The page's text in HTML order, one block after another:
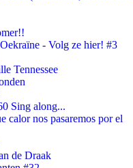
- Volg ze hier! #3
Tennessee
Sing along...
calor nos pasaremos por el
de Draak